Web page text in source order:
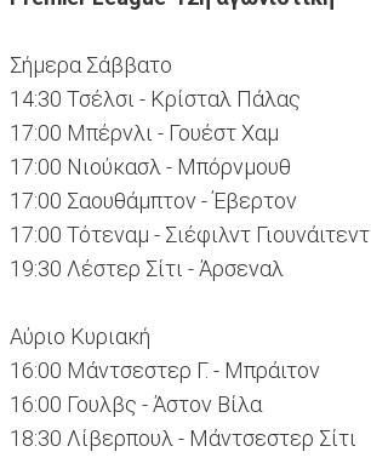
Σήμερα Σάββατο
14:30 Τσέλσι - Κρίσταλ Πάλας
17:00 Μπέρνλι - Γουέστ Χαμ
17:00 Νιούκασλ - Μπόρνμουθ
17:00 Σαουθάμπτον - Έβερτον
17:00 Τότεναμ - Σιέφιλντ Γιουνάιτεντ
19:30 Λέστερ Σίτι - Άρσεναλ
Αύριο Κυριακή
16:00 Μάντσεστερ Γ. - Μπράιτον
16:00 Γουλβς - Άστον Βίλα
18:30 Λίβερπουλ - Μάντσεστερ Σίτι